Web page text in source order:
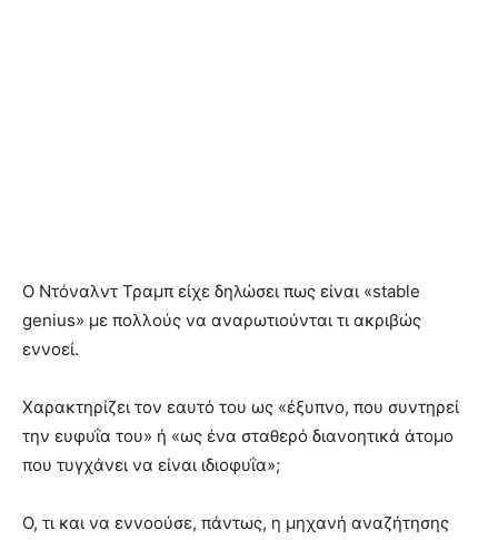
Ο Ντόναλντ Τραμπ είχε δηλώσει πως είναι «stable
genius» με πολλούς να αναρωτιούνται τι ακριβώς
εννοεί.
Χαρακτηρίζει τον εαυτό του ως «έξυπνο, που συντηρεί
την ευφυΐα του» ή «ως ένα σταθερό διανοητικά άτομο
που τυγχάνει να είναι ιδιοφυΐα»;
Ο, τι και να εννοούσε, πάντως, η μηχανή αναζήτησης